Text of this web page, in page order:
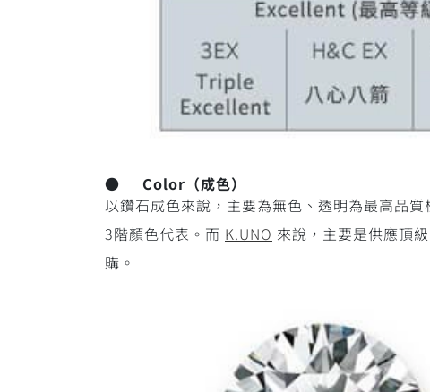
● Color（成色）
以鑽石成色來說，主要為無色、透明為最高品
3階顏色代表。而 K.UNO 來說，主要是供應頂
購。